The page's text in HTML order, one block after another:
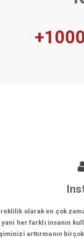
+1000
olarak en çok
her farklı insanın
arttırmanın